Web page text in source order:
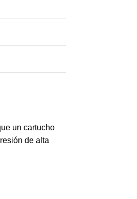
un cartucho
de alta